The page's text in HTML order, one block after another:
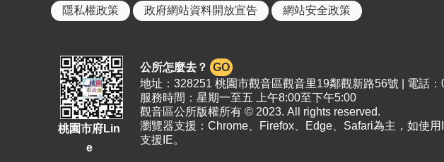
隱私權政策 政府網站資料開放宣告 網站安全政策
桃園市府Lin
e
公所怎麼去？ GO
地址：328251 桃園市觀音區觀音里19鄰觀新路56號 | 電話
服務時間：星期一至五 上午8:00至下午5:00
觀音區公所版權所有 © 2023. All rights reserved.
瀏覽器支援：Chrome、Firefox、Edge、Safari為主，如使
支援IE。